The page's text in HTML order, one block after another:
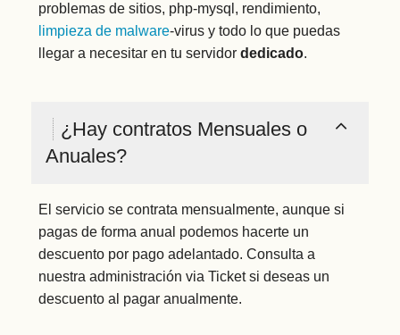
problemas de sitios, php-mysql, rendimiento,
limpieza de malware-virus y todo lo que puedas
llegar a necesitar en tu servidor dedicado.
¿Hay contratos Mensuales o
Anuales?
El servicio se contrata mensualmente, aunque si
pagas de forma anual podemos hacerte un
descuento por pago adelantado. Consulta a
nuestra administración via Ticket si deseas un
descuento al pagar anualmente.